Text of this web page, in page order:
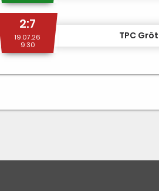
2:7
19.07.26
9:30
TPC